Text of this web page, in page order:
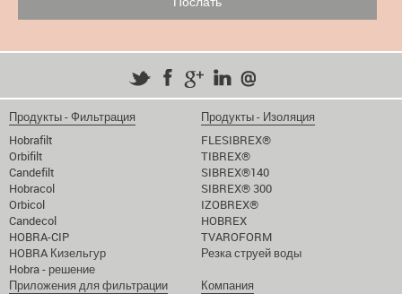
Продукты - Фильтрация
Hobrafilt
Orbifilt
Candefilt
Hobracol
Orbicol
Candecol
HOBRA-CIP
HOBRA Кизельгур
Hobra - решение
Продукты - Изоляция
FLESIBREX®
TIBREX®
SIBREX®140
SIBREX® 300
IZOBREX®
HOBREX
TVAROFORM
Резка струей воды
Приложения для фильтрации
Компания